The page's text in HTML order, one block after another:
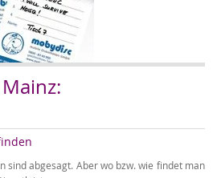
sind abgesagt. Aber wo bzw. wie findet man